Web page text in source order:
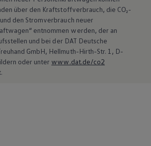
über den Kraftstoffverbrauch, die CO₂-
den Stromverbrauch neuer
entnommen werden, der an
und bei der DAT Deutsche
GmbH, Hellmuth-Hirth-Str. 1, D-
oder unter www.dat.de/co2